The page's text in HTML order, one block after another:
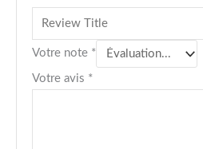
Votre note *
Votre avis *